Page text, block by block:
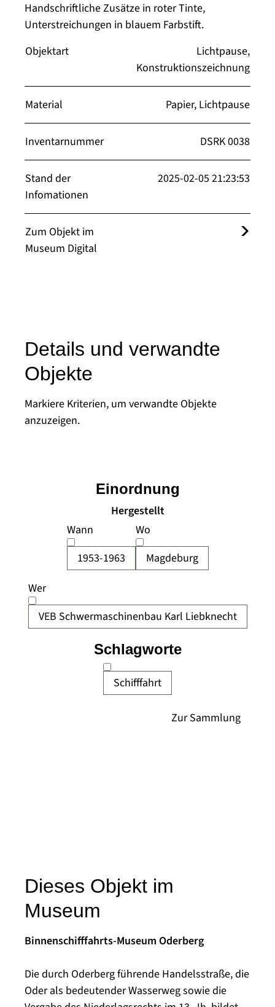
Handschriftliche Zusätze in roter Tinte,
Unterstreichungen in blauem Farbstift.
Objektart
Lichtpause,
Konstruktionszeichnung
Material Papier, Lichtpause
Inventarnummer DSRK 0038
Stand der
Infomationen
2025-02-05 21:23:53
Zum Objekt im
Museum Digital
Details und verwandte
Objekte
Markiere Kriterien, um verwandte Objekte
anzuzeigen.
Hergestellt
Wann
1953-1963
Wo
Magdeburg
Wer
VEB Schwermaschinenbau Karl Liebknecht
Schifffahrt
Einordnung
Schlagworte
Dieses Objekt im
Museum
Binnenschifffahrts-Museum Oderberg
Die durch Oderberg führende Handelsstraße, die
Oder als bedeutender Wasserweg sowie die